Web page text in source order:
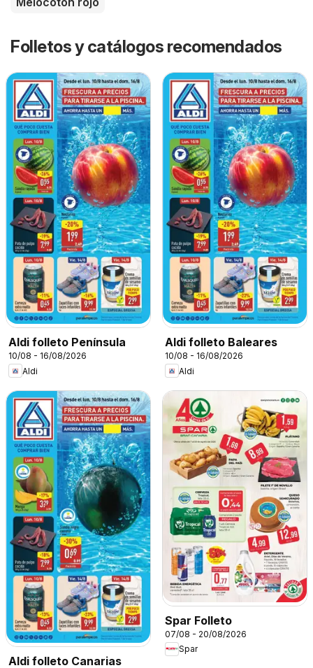
Folletos y catálogos recomendados
Aldi folleto Península
10/08 - 16/08/2026
Aldi
Aldi folleto Baleares
10/08 - 16/08/2026
Aldi
Aldi folleto Canarias
Spar Folleto
07/08 - 20/08/2026
Spar